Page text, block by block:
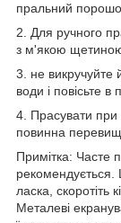
пральний
2. Для ручного
з м'якою
3. не викручуйте
води і повісьте
4. Прасувати при
повинна
Примітка: Часте
рекомендується.
ласка, скоротіть
Металеві